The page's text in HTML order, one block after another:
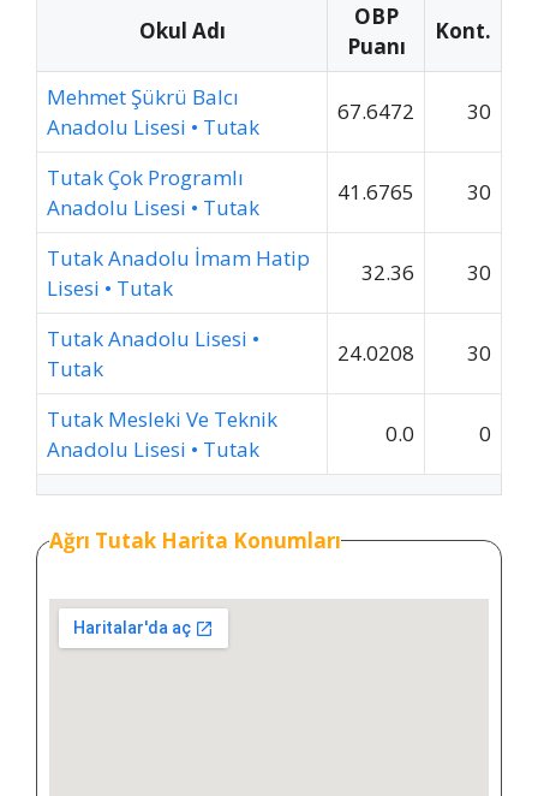
Okul Adı
OBP
Puanı
Kont.
Mehmet Şükrü Balcı
Anadolu Lisesi • Tutak
67.6472 30
Tutak Çok Programlı
Anadolu Lisesi • Tutak
41.6765 30
Tutak Anadolu İmam Hatip
Lisesi • Tutak
32.36 30
Tutak Anadolu Lisesi •
Tutak
24.0208 30
Tutak Mesleki Ve Teknik
Anadolu Lisesi • Tutak
0.0 0
Ağrı Tutak Harita Konumları